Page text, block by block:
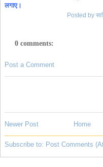
लगाए।
Posted by
0 comments:
Post a Comment
Newer Post Home
Subscribe to: Post Comments